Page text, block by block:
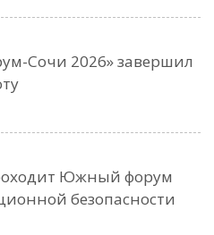
Сочи 2026» завершил
Южный форум
безопасности